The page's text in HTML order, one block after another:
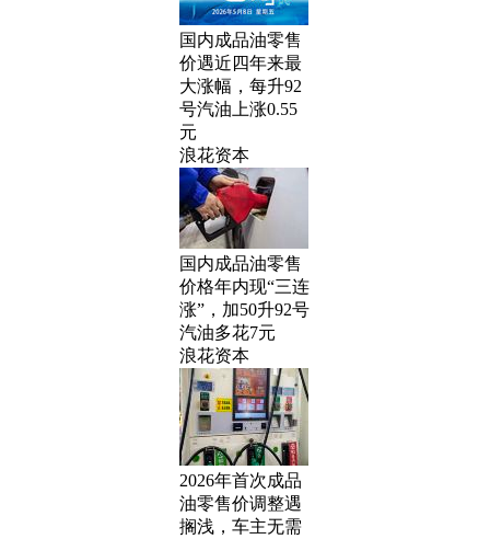
国内成品油零售
价遇近四年来最
大涨幅，每升92
号汽油上涨0.55
元
浪花资本
国内成品油零售
价格年内现“三连
涨”，加50升92号
汽油多花7元
浪花资本
2026年首次成品
油零售价调整遇
搁浅，车主无需